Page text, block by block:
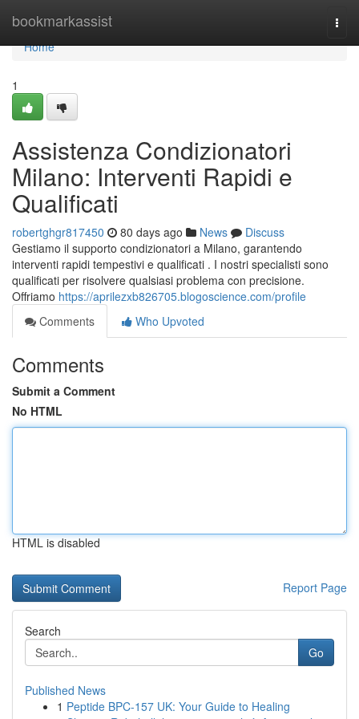
bookmarkassist
Home
Home
1
Assistenza Condizionatori
Milano: Interventi Rapidi e
Qualificati
robertghgr817450 80 days ago News
Discuss
Gestiamo il supporto condizionatori a Milano, garantendo
interventi rapidi tempestivi e qualificati . I nostri specialisti sono
qualificati per risolvere qualsiasi problema con precisione.
Offriamo https://aprilezxb826705.blogoscience.com/profile
Comments
Who Upvoted
Comments
Submit a Comment
No HTML
HTML is disabled
Report Page
Search
Go
Published News
1 Peptide BPC-157 UK: Your Guide to Healing